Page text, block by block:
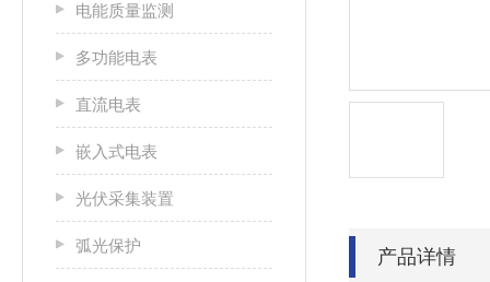
电能质量监测
多功能电表
直流电表
嵌入式电表
光伏采集装置
弧光保护
产品详情